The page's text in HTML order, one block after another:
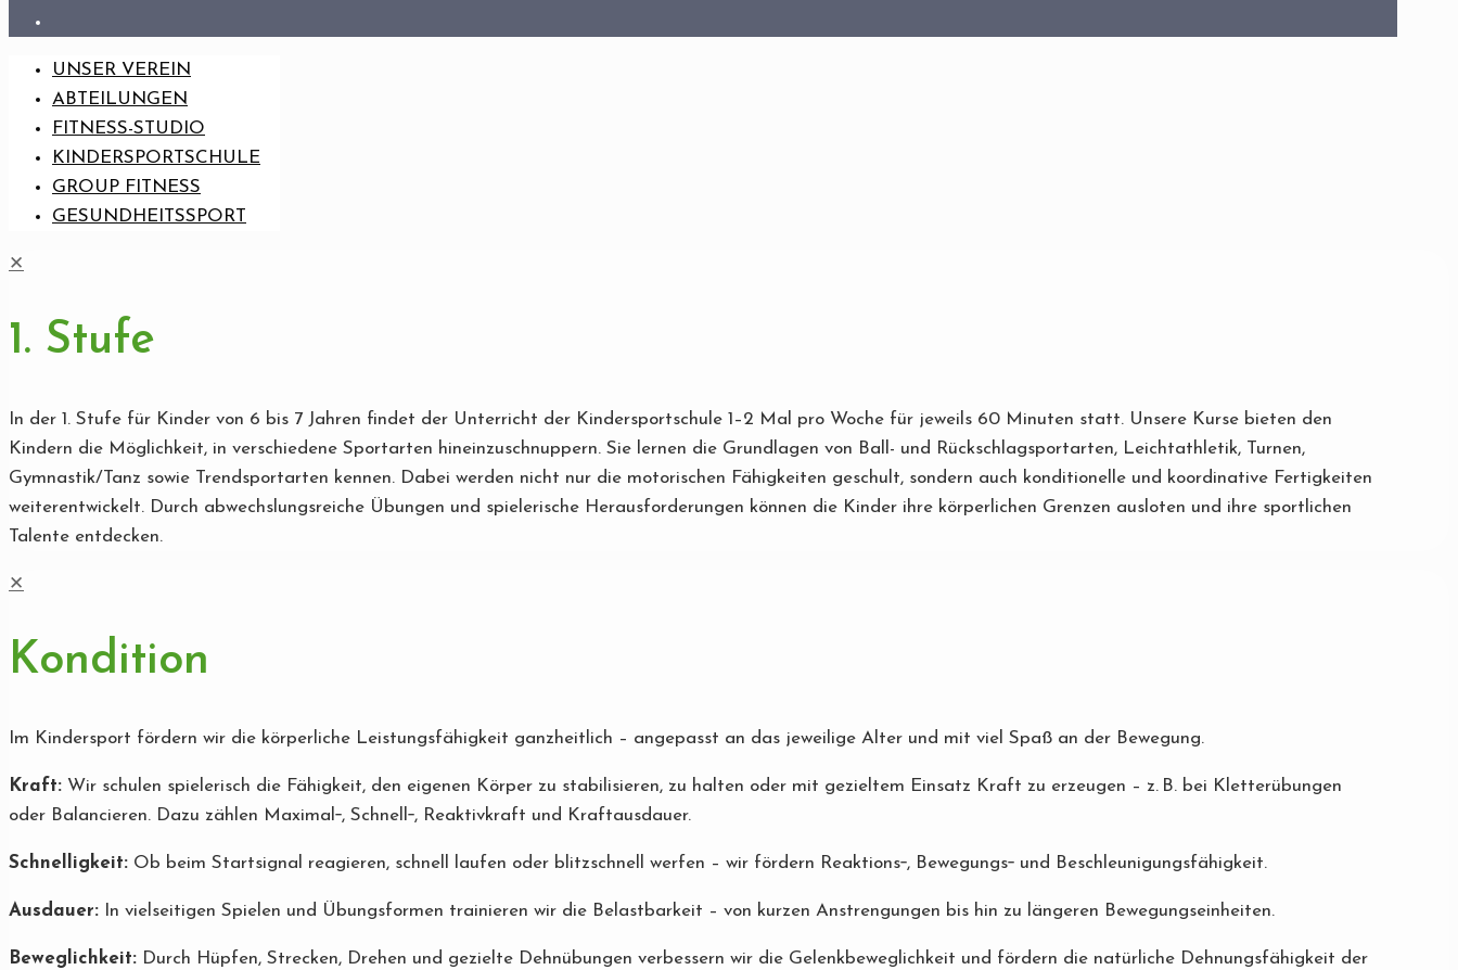
UNSER VEREIN
ABTEILUNGEN
FITNESS-STUDIO
KINDERSPORTSCHULE
GROUP FITNESS
GESUNDHEITSSPORT
✕
1. Stufe
In der 1. Stufe für Kinder von 6 bis 7 Jahren findet der Unterricht der Kindersportschule 1–2 Mal pro Woche für jeweils 60 Minuten statt. Unsere Kurse bieten den
Kindern die Möglichkeit, in verschiedene Sportarten hineinzuschnuppern. Sie lernen die Grundlagen von Ball- und Rückschlagsportarten, Leichtathletik, Turnen,
Gymnastik/Tanz sowie Trendsportarten kennen. Dabei werden nicht nur die motorischen Fähigkeiten geschult, sondern auch konditionelle und koordinative Fertigkeiten
weiterentwickelt. Durch abwechslungsreiche Übungen und spielerische Herausforderungen können die Kinder ihre körperlichen Grenzen ausloten und ihre sportlichen
Talente entdecken.
✕
Kondition
Im Kindersport fördern wir die körperliche Leistungsfähigkeit ganzheitlich – angepasst an das jeweilige Alter und mit viel Spaß an der Bewegung.
Kraft: Wir schulen spielerisch die Fähigkeit, den eigenen Körper zu stabilisieren, zu halten oder mit gezieltem Einsatz Kraft zu erzeugen – z. B. bei Kletterübungen
oder Balancieren. Dazu zählen Maximal‐, Schnell‐, Reaktivkraft und Kraftausdauer.
Schnelligkeit: Ob beim Startsignal reagieren, schnell laufen oder blitzschnell werfen – wir fördern Reaktions‐, Bewegungs‐ und Beschleunigungsfähigkeit.
Ausdauer: In vielseitigen Spielen und Übungsformen trainieren wir die Belastbarkeit – von kurzen Anstrengungen bis hin zu längeren Bewegungseinheiten.
Beweglichkeit: Durch Hüpfen, Strecken, Drehen und gezielte Dehnübungen verbessern wir die Gelenkbeweglichkeit und fördern die natürliche Dehnungsfähigkeit der